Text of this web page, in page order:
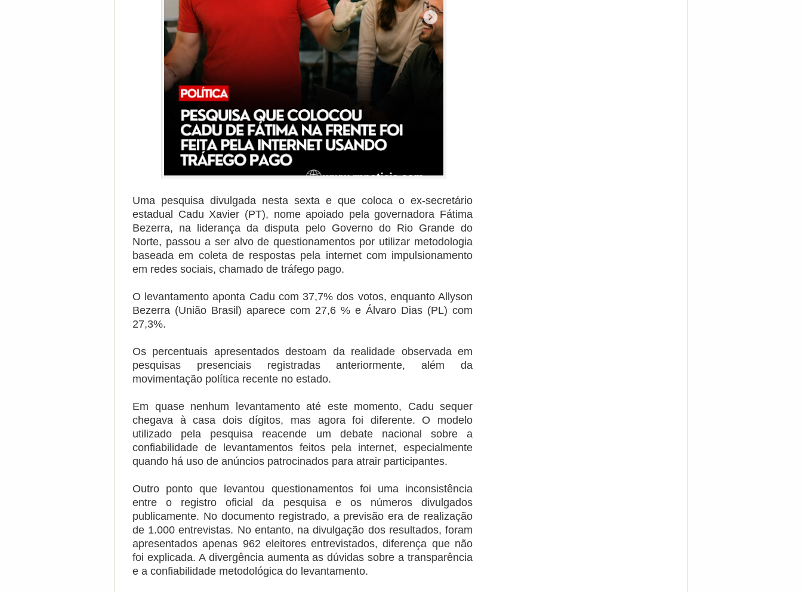
Uma pesquisa divulgada nesta sexta e que coloca o ex-secretário
estadual Cadu Xavier (PT), nome apoiado pela governadora Fátima
Bezerra, na liderança da disputa pelo Governo do Rio Grande do
Norte, passou a ser alvo de questionamentos por utilizar metodologia
baseada em coleta de respostas pela internet com impulsionamento
em redes sociais, chamado de tráfego pago.
O levantamento aponta Cadu com 37,7% dos votos, enquanto Allyson
Bezerra (União Brasil) aparece com 27,6 % e Álvaro Dias (PL) com
27,3%.
Os percentuais apresentados destoam da realidade observada em
pesquisas presenciais registradas anteriormente, além da
movimentação política recente no estado.
Em quase nenhum levantamento até este momento, Cadu sequer
chegava à casa dois dígitos, mas agora foi diferente. O modelo
utilizado pela pesquisa reacende um debate nacional sobre a
confiabilidade de levantamentos feitos pela internet, especialmente
quando há uso de anúncios patrocinados para atrair participantes.
Outro ponto que levantou questionamentos foi uma inconsistência
entre o registro oficial da pesquisa e os números divulgados
publicamente. No documento registrado, a previsão era de realização
de 1.000 entrevistas. No entanto, na divulgação dos resultados, foram
apresentados apenas 962 eleitores entrevistados, diferença que não
foi explicada. A divergência aumenta as dúvidas sobre a transparência
e a confiabilidade metodológica do levantamento.